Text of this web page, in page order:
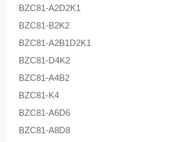
BZC81-A2D2K1
BZC81-B2K2
BZC81-A2B1D2K1
BZC81-D4K2
BZC81-A4B2
BZC81-K4
BZC81-A6D6
BZC81-A8D8